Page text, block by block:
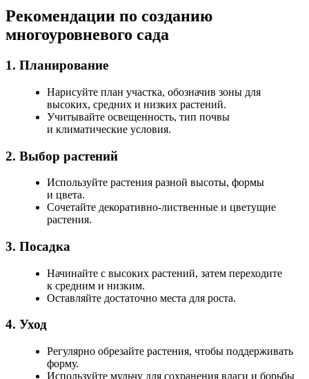
Рекомендации по созданию
многоуровневого сада
1. Планирование
Нарисуйте план участка, обозначив зоны для
высоких, средних и низких растений.
Учитывайте освещенность, тип почвы
и климатические условия.
2. Выбор растений
Используйте растения разной высоты, формы
и цвета.
Сочетайте декоративно-лиственные и цветущие
растения.
3. Посадка
Начинайте с высоких растений, затем переходите
к средним и низким.
Оставляйте достаточно места для роста.
4. Уход
Регулярно обрезайте растения, чтобы поддерживать
форму.
Используйте мульчу для сохранения влаги и борьбы